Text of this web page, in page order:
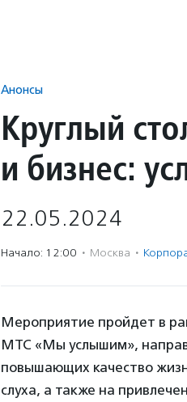
Анонсы
Круглый
и бизнес:
22.05.2024
Начало: 12:00 · Москва ·
Мероприятие пройдет в
МТС «Мы услышим»,
повышающих качество
слуха, а также на